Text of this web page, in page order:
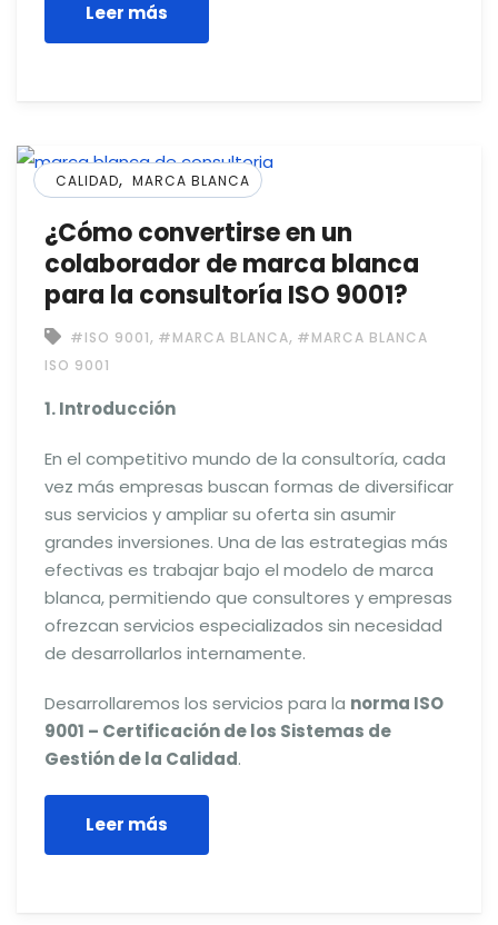
Leer más
CALIDAD, MARCA BLANCA
¿Cómo convertirse en un
colaborador de marca blanca
para la consultoría ISO 9001?
#ISO 9001, #MARCA BLANCA, #MARCA BLANCA
ISO 9001
1. Introducción
En el competitivo mundo de la consultoría, cada
vez más empresas buscan formas de diversificar
sus servicios y ampliar su oferta sin asumir
grandes inversiones. Una de las estrategias más
efectivas es trabajar bajo el modelo de marca
blanca, permitiendo que consultores y empresas
ofrezcan servicios especializados sin necesidad
de desarrollarlos internamente.
Desarrollaremos los servicios para la norma ISO
9001 – Certificación de los Sistemas de
Gestión de la Calidad.
Leer más